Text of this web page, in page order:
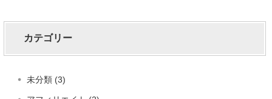
カテゴリー
未分類 (3)